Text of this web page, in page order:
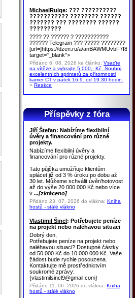
MichaelRuige: ??? ??????????
??????????? ???????? ??????
??????? ??? ???????? ??????
?????????
???? ?? ?????? ? ???????????
?????? Telegram ??? ????? ????????
[url=]https://dzen.ru/a/
target="_blank">
Přidáno 6. 08. 2026 ke článku: Vsaďte
na vítěze a vyhrajte 5 000,- Kč. Souboj
excelentních sprinterů za přítomnosti
kamer ČT v pátek 16.9. od 19.30 hodin.
> Reakce
Příspěvky z fóra
Jiří Štefan: Nabízíme flexibilní
úvěry a financování pro různé
projekty.
Nabízíme flexibilní úvěry a
financování pro různé projekty.
Tato půjčka umožňuje klientům
splácet již od 3 % úroku po dobu až
30 let. Můžeme schválit úvěr/hotovost
až do výše 20 000 000 Kč nebo více
v ...[zkráceno]
Přidáno 23. 07. 2026 do vlákna: Kniha
hostů - stálé vlákno
Vlastimil Šincl: Potřebujete peníze
na projekt nebo naléhavou situaci
Dobrý den,
Potřebujete peníze na projekt nebo
naléhavou situaci? Dostupné částky
od 50 000 Kč do 10 000 000 Kč. Vaše
žádost bude rychle posouzena.
Kontaktujte mě prostřednictvím
soukromé zprávy:
{vlastimilsincl9@gmail.com}
Přidáno 11. 06. 2026 do vlákna: Kniha
hostů - stálé vlákno